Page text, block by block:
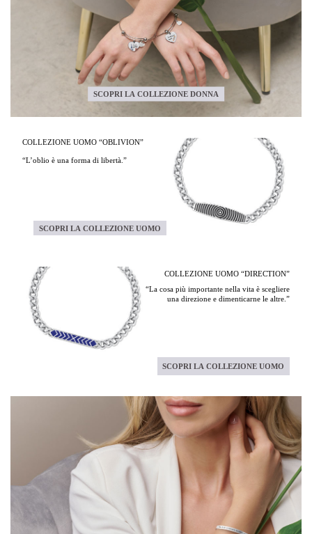
SCOPRI LA COLLEZIONE DONNA
COLLEZIONE UOMO “OBLIVION”
“L’oblio è una forma di libertà.”
SCOPRI LA COLLEZIONE UOMO
COLLEZIONE UOMO “DIRECTION”
“La cosa più importante nella vita è scegliere
una direzione e dimenticarne le altre.”
SCOPRI LA COLLEZIONE UOMO